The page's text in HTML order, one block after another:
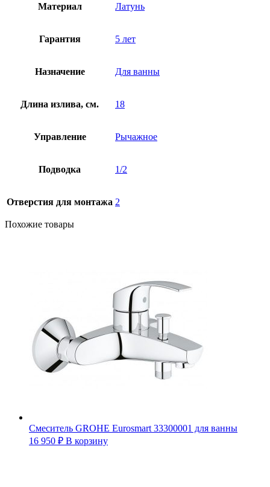
Материал Латунь
Гарантия 5 лет
Назначение Для ванны
Длина излива, см. 18
Управление Рычажное
Подводка 1/2
Отверстия для монтажа 2
Похожие товары
Смеситель GROHE Eurosmart 33300001 для ванны
16 950 ₽ В корзину